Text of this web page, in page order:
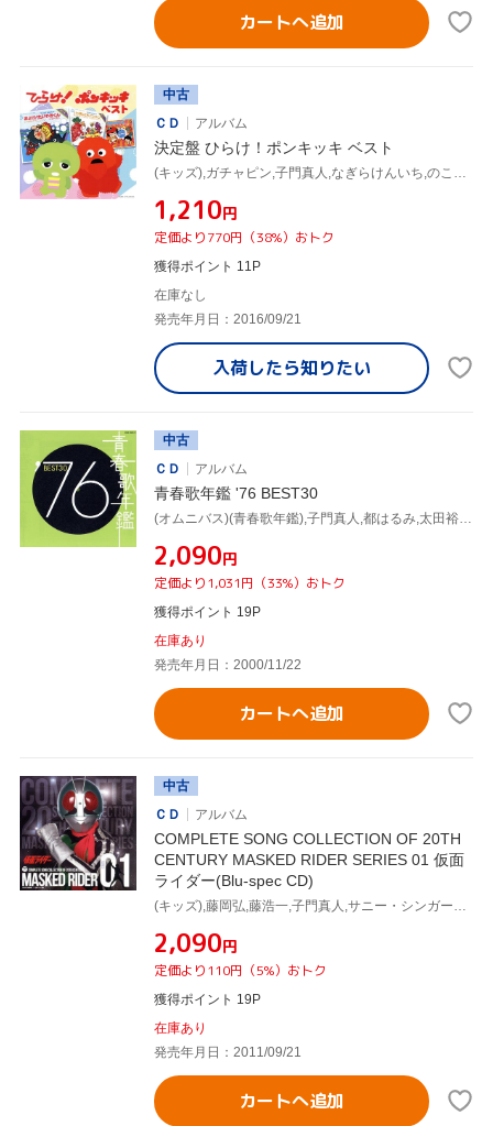
カートへ追加
中古
ＣＤ
アルバム
決定盤 ひらけ！ポンキッキ ベスト
¥1,210円
定価より770円（38%）おトク
獲得ポイント 11P
在庫なし
発売年月日：2016/09/21
入荷したら知りたい
中古
ＣＤ
アルバム
青春歌年鑑 '76 BEST30
(オムニバス)(青春歌年鑑),子門真人,都はるみ,太田裕美,中村雅俊,山口百恵,荒井由実,小椋佳
¥2,090円
定価より1,031円（33%）おトク
獲得ポイント 19P
在庫あり
発売年月日：2000/11/22
カートへ追加
中古
ＣＤ
アルバム
COMPLETE SONG COLLECTION OF 20TH
CENTURY MASKED RIDER SERIES 01 仮面
ライダー(Blu-spec CD)
¥2,090円
定価より110円（5%）おトク
獲得ポイント 19P
在庫あり
発売年月日：2011/09/21
カートへ追加